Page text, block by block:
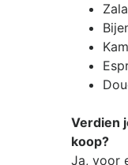
Verdien
koop?
Ja, voor